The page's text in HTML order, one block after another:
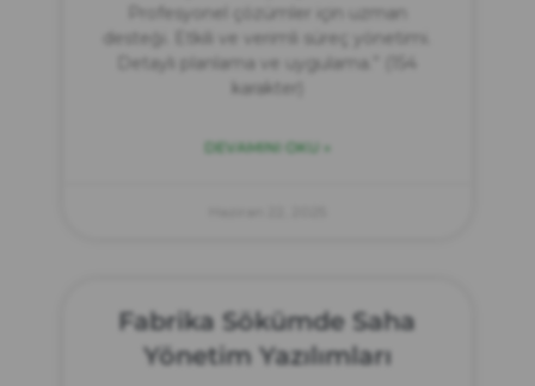
Profesyonel çözümler için uzman
desteği. Etkili ve verimli süreç yönetimi.
Detaylı planlama ve uygulama.” (154
karakter)
DEVAMINI OKU »
Fabrika Sökümde Saha
Yönetim Yazılımları